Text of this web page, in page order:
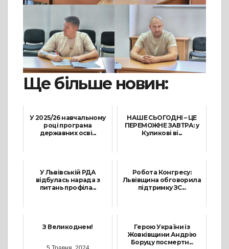
Ще більше новин:
У 2025/26 навчальному
році програма
державних осві...
НАШЕ СЬОГОДНІ – ЦЕ
ПЕРЕМОЖНЕ ЗАВТРА: у
Куликові ві...
У Львівській РДА
відбулась нарада з
питань профіла...
Робота Конгресу:
Львівщина обговорила
підтримку ЗС...
З Великоднем!
Герою України із
Жовківщини Андрію
Боруцу посмертн...